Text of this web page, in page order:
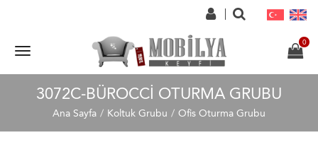
3072C-BÜROCCI OTURMA GRUBU
Ana Sayfa Koltuk Grubu Ofis Oturma Grubu